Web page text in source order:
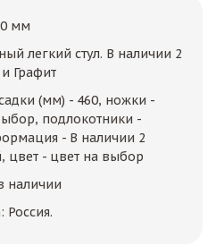
мм
легкий стул. В наличии 2
Графит
(мм) - 460, ножки -
подлокотники -
- В наличии 2
цвет - цвет на выбор
наличии
Россия.